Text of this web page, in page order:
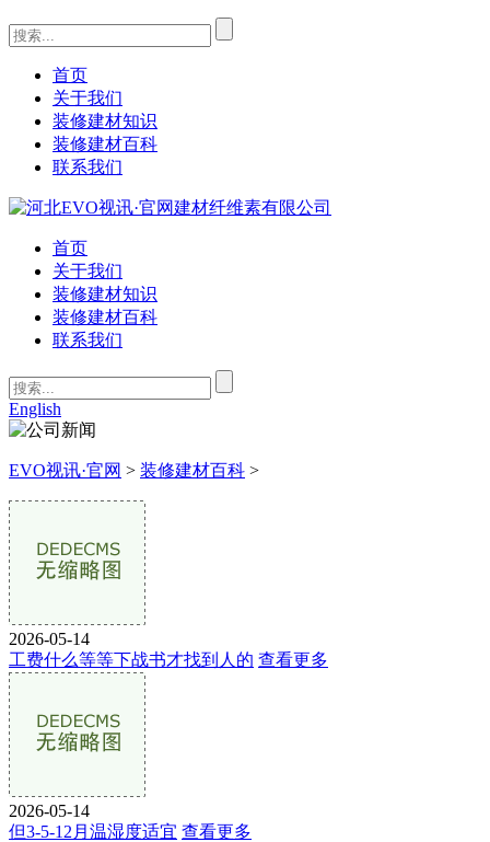
首页
关于我们
装修建材知识
装修建材百科
联系我们
首页
关于我们
装修建材知识
装修建材百科
联系我们
English
EVO视讯·官网 > 装修建材百科 >
2026-05-14
工费什么等等下战书才找到人的 查看更多
2026-05-14
但3-5-12月温湿度适宜 查看更多